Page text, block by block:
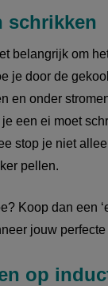
schrikken
belangrijk om
je door de
en onder
een ei moet
stop je niet
pellen.
Koop dan een
jouw
op